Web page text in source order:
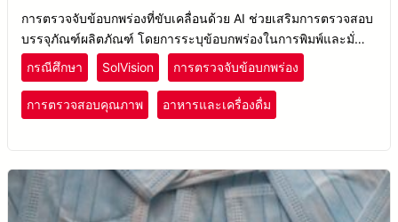
การตรวจจับข้อบกพร่องที่ขับเคลื่อนด้วย AI ช่วยเสริมการตรวจสอบ
บรรจุภัณฑ์ผลิตภัณฑ์ โดยการระบุข้อบกพร่องในการพิมพ์และมั่นใจ
ในการควบคุมคุณภาพที่สม่ำเสมอในกระบวนการบรรจุภัณฑ์และ
การติดฉลาก
กรณีศึกษา SolVision การตรวจจับข้อบกพร่อง
การตรวจสอบคุณภาพ อาหารและเครื่องดื่ม